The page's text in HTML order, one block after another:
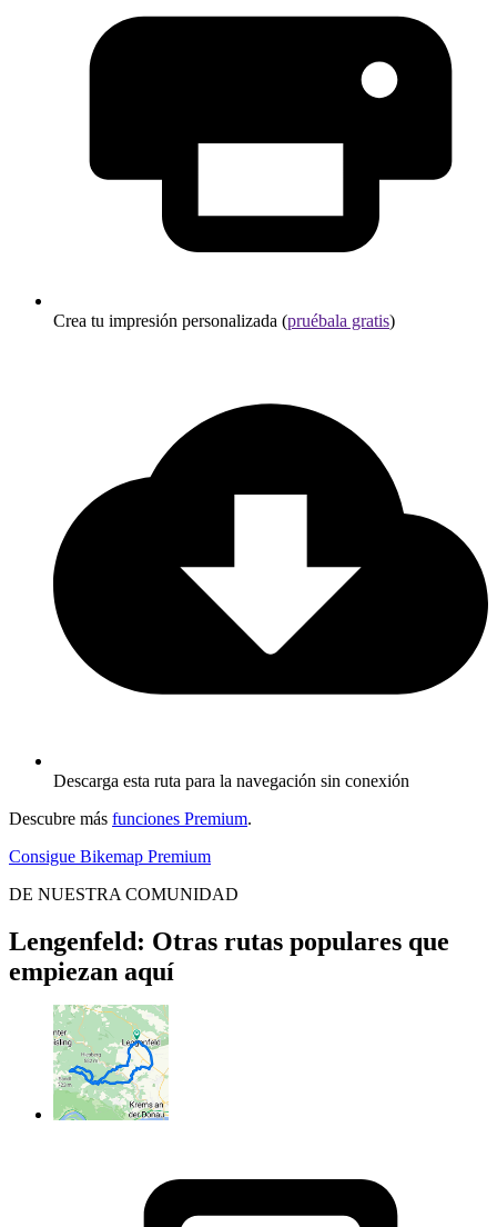
Crea tu impresión personalizada (pruébala gratis)
Descarga esta ruta para la navegación sin conexión
Descubre más funciones Premium.
Consigue Bikemap Premium
DE NUESTRA COMUNIDAD
Lengenfeld: Otras rutas populares que
empiezan aquí